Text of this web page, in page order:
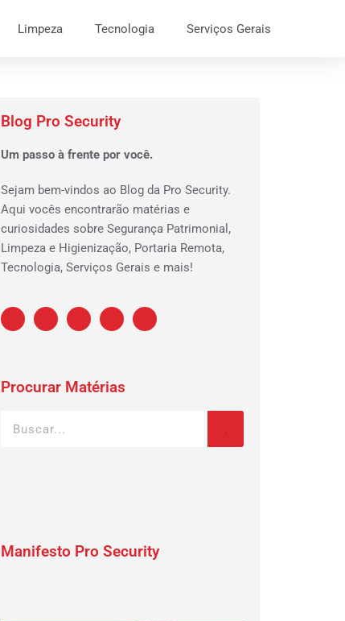
Limpeza Tecnologia Serviços Gerais
Blog Pro Security
Um passo à frente por você.
Sejam bem-vindos ao Blog da Pro Security.
Aqui vocês encontrarão matérias e
curiosidades sobre Segurança Patrimonial,
Limpeza e Higienização, Portaria Remota,
Tecnologia, Serviços Gerais e mais!
Procurar Matérias
Manifesto Pro Security